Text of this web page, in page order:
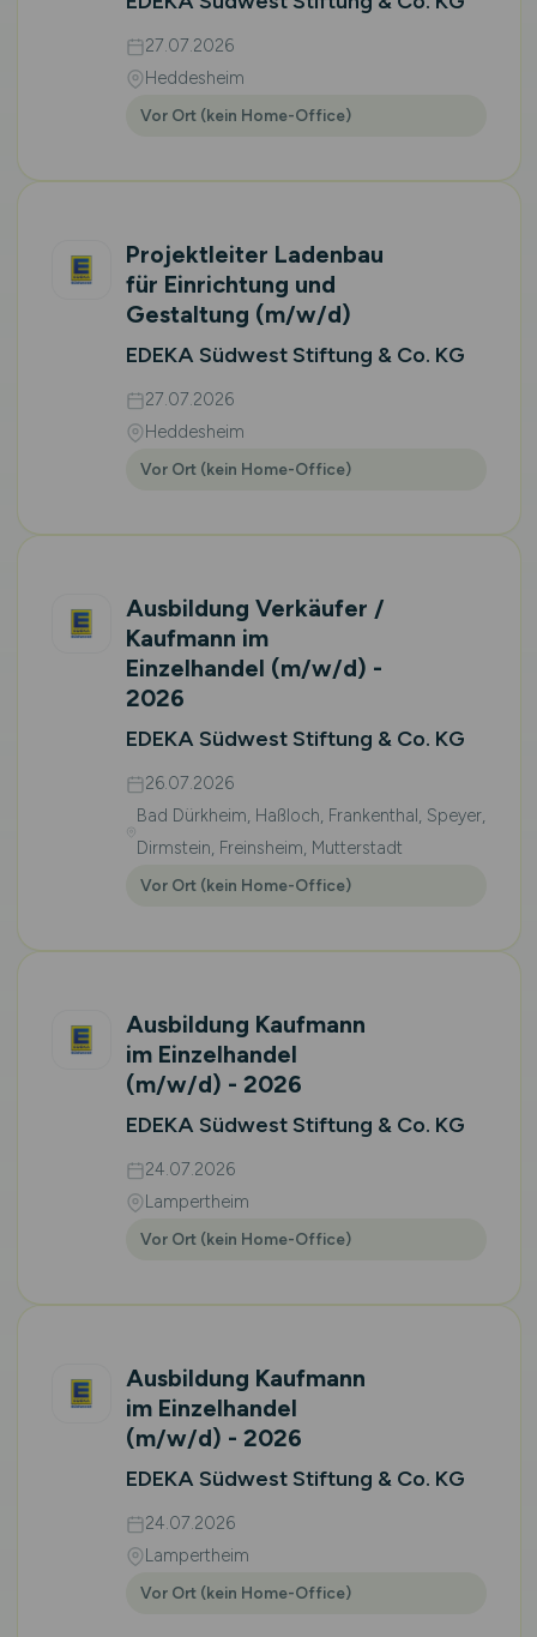
27.07.2026
Heddesheim
Vor Ort (kein Home-Office)
Projektleiter Ladenbau
für Einrichtung und
Gestaltung (m/w/d)
EDEKA Südwest Stiftung & Co. KG
27.07.2026
Heddesheim
Vor Ort (kein Home-Office)
Ausbildung Verkäufer /
Kaufmann im
Einzelhandel (m/w/d) -
2026
EDEKA Südwest Stiftung & Co. KG
26.07.2026
Bad Dürkheim, Haßloch, Frankenthal, Speyer,
Dirmstein, Freinsheim, Mutterstadt
Vor Ort (kein Home-Office)
Ausbildung Kaufmann
im Einzelhandel
(m/w/d) - 2026
EDEKA Südwest Stiftung & Co. KG
24.07.2026
Lampertheim
Vor Ort (kein Home-Office)
Ausbildung Kaufmann
im Einzelhandel
(m/w/d) - 2026
EDEKA Südwest Stiftung & Co. KG
24.07.2026
Lampertheim
Vor Ort (kein Home-Office)